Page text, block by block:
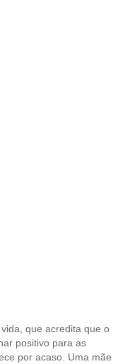
que acredita que o
positivo para as
por acaso. Uma mãe